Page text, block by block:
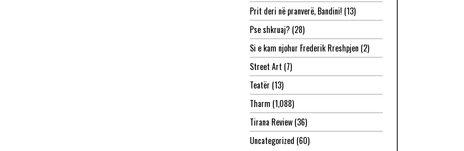
Prit deri në pranverë, Bandini! (13)
Pse shkruaj? (28)
Si e kam njohur Frederik Rreshpjen (2)
Street Art (7)
Teatër (13)
Tharm (1,088)
Tirana Review(36)
Uncategorized (60)